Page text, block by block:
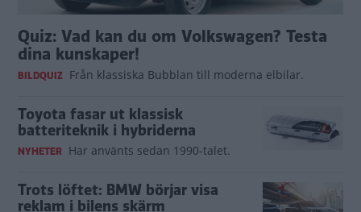
Quiz: Vad kan du om Volkswagen? Testa
dina kunskaper!
BILDQUIZ Från klassiska Bubblan till moderna elbilar.
Toyota fasar ut klassisk
batteriteknik i hybriderna
NYHETER Har använts sedan 1990-talet.
Trots löftet: BMW börjar visa
reklam i bilens skärm